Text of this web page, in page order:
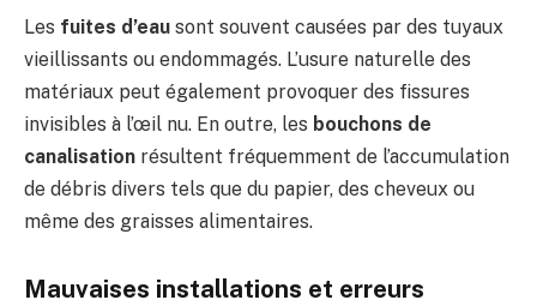
Les fuites d’eau sont souvent causées par des tuyaux
vieillissants ou endommagés. L’usure naturelle des
matériaux peut également provoquer des fissures
invisibles à l’œil nu. En outre, les bouchons de
canalisation résultent fréquemment de l’accumulation
de débris divers tels que du papier, des cheveux ou
même des graisses alimentaires.
Mauvaises installations et erreurs